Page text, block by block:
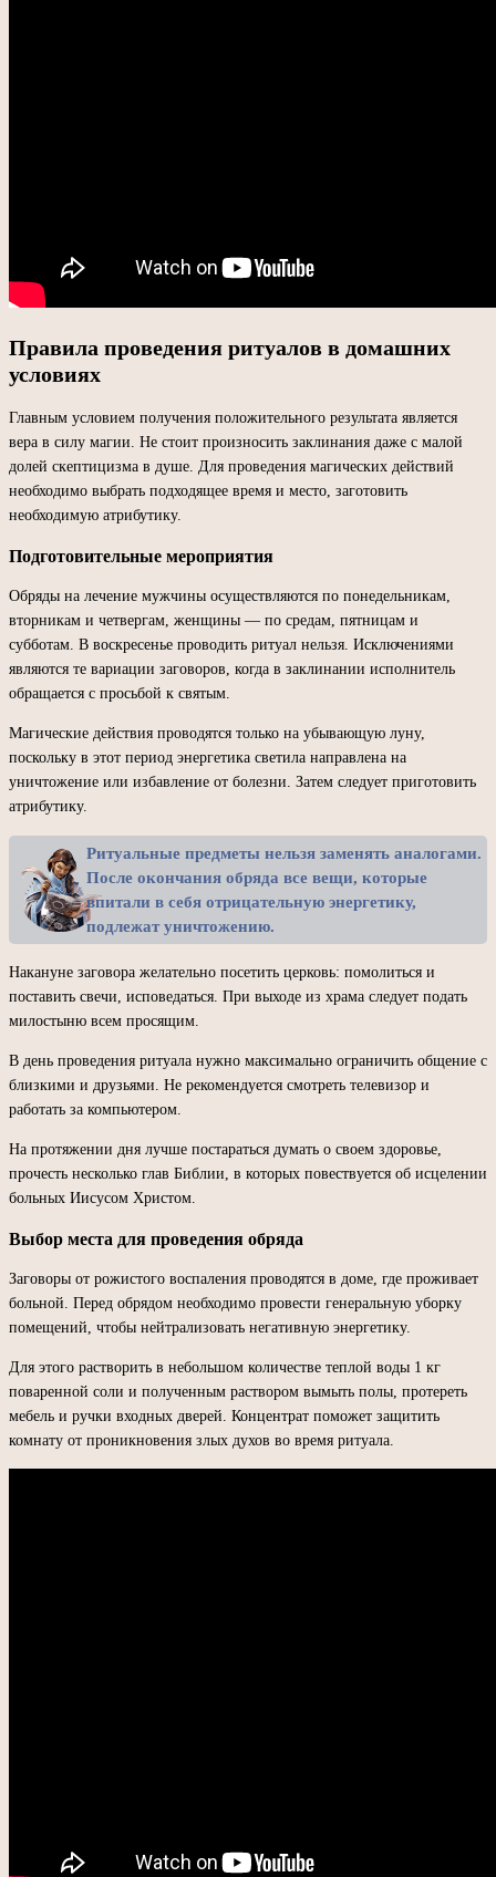
Правила проведения ритуалов в домашних
условиях
Главным условием получения положительного результата является
вера в силу магии. Не стоит произносить заклинания даже с малой
долей скептицизма в душе. Для проведения магических действий
необходимо выбрать подходящее время и место, заготовить
необходимую атрибутику.
Подготовительные мероприятия
Обряды на лечение мужчины осуществляются по понедельникам,
вторникам и четвергам, женщины — по средам, пятницам и
субботам. В воскресенье проводить ритуал нельзя. Исключениями
являются те вариации заговоров, когда в заклинании исполнитель
обращается с просьбой к святым.
Магические действия проводятся только на убывающую луну,
поскольку в этот период энергетика светила направлена на
уничтожение или избавление от болезни. Затем следует приготовить
атрибутику.
Ритуальные предметы нельзя заменять аналогами.
После окончания обряда все вещи, которые
впитали в себя отрицательную энергетику,
подлежат уничтожению.
Накануне заговора желательно посетить церковь: помолиться и
поставить свечи, исповедаться. При выходе из храма следует подать
милостыню всем просящим.
В день проведения ритуала нужно максимально ограничить общение с
близкими и друзьями. Не рекомендуется смотреть телевизор и
работать за компьютером.
На протяжении дня лучше постараться думать о своем здоровье,
прочесть несколько глав Библии, в которых повествуется об исцелении
больных Иисусом Христом.
Выбор места для проведения обряда
Заговоры от рожистого воспаления проводятся в доме, где проживает
больной. Перед обрядом необходимо провести генеральную уборку
помещений, чтобы нейтрализовать негативную энергетику.
Для этого растворить в небольшом количестве теплой воды 1 кг
поваренной соли и полученным раствором вымыть полы, протереть
мебель и ручки входных дверей. Концентрат поможет защитить
комнату от проникновения злых духов во время ритуала.